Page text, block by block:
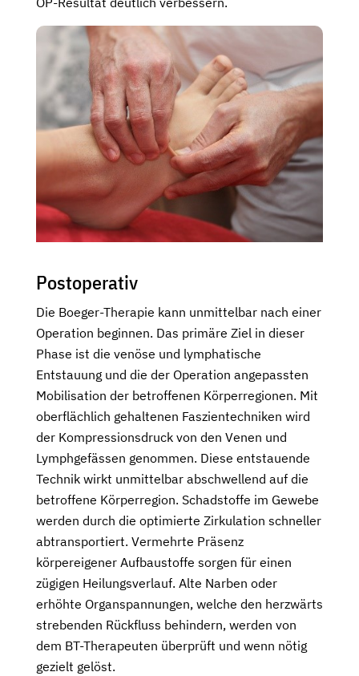
Postoperativ
Die Boeger-Therapie kann unmittelbar nach einer
Operation beginnen. Das primäre Ziel in dieser
Phase ist die venöse und lymphatische
Entstauung und die der Operation angepassten
Mobilisation der betroffenen Körperregionen. Mit
oberflächlich gehaltenen Faszientechniken wird
der Kompressionsdruck von den Venen und
Lymphgefässen genommen. Diese entstauende
Technik wirkt unmittelbar abschwellend auf die
betroffene Körperregion. Schadstoffe im Gewebe
werden durch die optimierte Zirkulation schneller
abtransportiert. Vermehrte Präsenz
körpereigener Aufbaustoffe sorgen für einen
zügigen Heilungsverlauf. Alte Narben oder
erhöhte Organspannungen, welche den herzwärts
strebenden Rückfluss behindern, werden von
dem BT-Therapeuten überprüft und wenn nötig
gezielt gelöst.